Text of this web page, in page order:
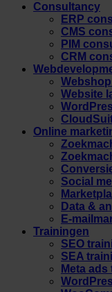
Consultancy
ERP
CMS
PIM
CRM
Website
Online
Social
Data &
E-
Trainingen
SEO
SEA
Meta